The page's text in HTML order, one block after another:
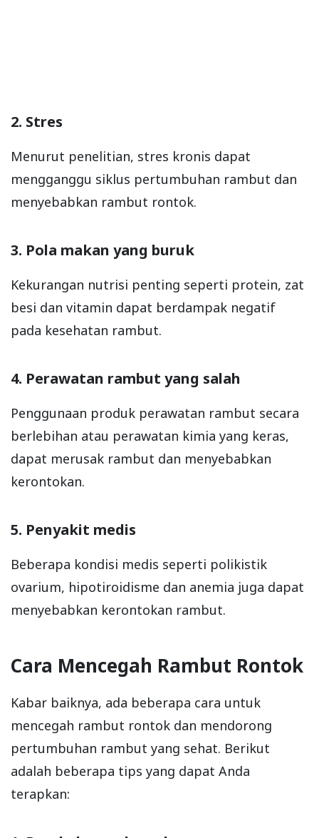
2. Stres
Menurut penelitian, stres kronis dapat
mengganggu siklus pertumbuhan rambut dan
menyebabkan rambut rontok.
3. Pola makan yang buruk
Kekurangan nutrisi penting seperti protein, zat
besi dan vitamin dapat berdampak negatif
pada kesehatan rambut.
4. Perawatan rambut yang salah
Penggunaan produk perawatan rambut secara
berlebihan atau perawatan kimia yang keras,
dapat merusak rambut dan menyebabkan
kerontokan.
5. Penyakit medis
Beberapa kondisi medis seperti polikistik
ovarium, hipotiroidisme dan anemia juga dapat
menyebabkan kerontokan rambut.
Cara Mencegah Rambut Rontok
Kabar baiknya, ada beberapa cara untuk
mencegah rambut rontok dan mendorong
pertumbuhan rambut yang sehat. Berikut
adalah beberapa tips yang dapat Anda
terapkan: